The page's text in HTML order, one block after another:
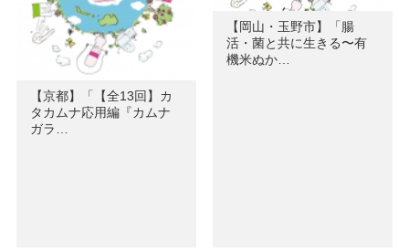
【京都】「【全13回】カ
タカムナ応用編『カムナ
ガラ…
【岡山・玉野市】「腸
活・菌と共に生きる〜有
機米ぬか…